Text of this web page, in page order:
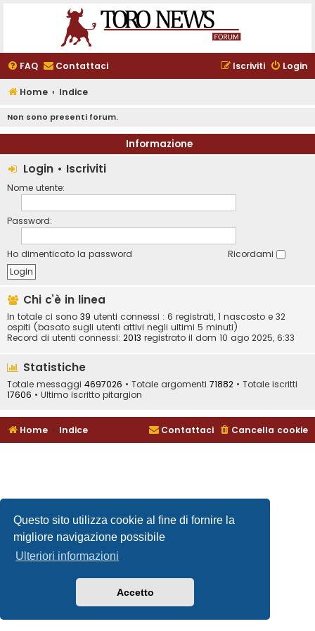
Questo sito utilizza cookie al fine di fornire la
migliore navigazione possibile
Ulteriori informazioni
Accetto
FAQ Contattaci Login
Iscriviti
Home Indice
Non sono presenti forum.
Informazione
Login • Iscriviti
Nome utente:
Password:
Ho dimenticato la password Ricordami
Chi c’è in linea
In totale ci sono 39 utenti connessi : 6 registrati, 1 nascosto e 32
ospiti (basato sugli utenti attivi negli ultimi 5 minuti)
Record di utenti connessi: 2013 registrato il dom 10 ago 2025, 6:33
Statistiche
Totale messaggi 4697026 • Totale argomenti 71882 • Totale iscritti
17606 • Ultimo iscritto pitargion
Home Indice Cancella cookie
Contattaci